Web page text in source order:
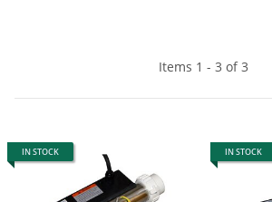
Items 1 - 3 of 3
IN STOCK IN STOCK